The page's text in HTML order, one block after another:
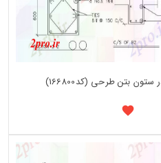
بتن طرحی (کد166800)